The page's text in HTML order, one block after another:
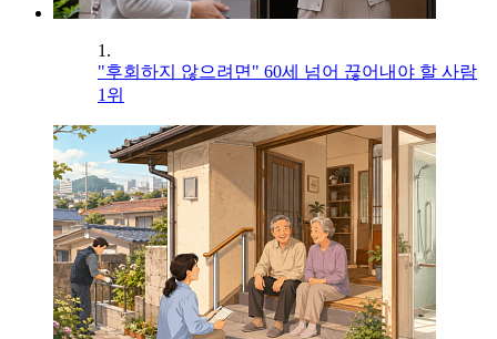
1.
"후회하지 않으려면" 60세 넘어 끊어내야 할 사람
1위